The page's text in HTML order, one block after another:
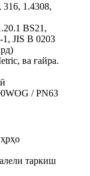
1.4308,
BS21,
JIS B 0203
ва ғайра.
/ PN63
таркиш